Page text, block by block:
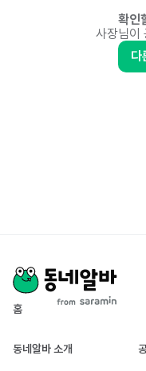
확인
사장님이
다
홈
동네알바 소개